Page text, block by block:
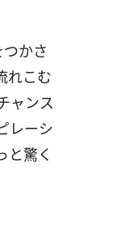
かさ
れこむ
ャンス
レーシ
と驚く